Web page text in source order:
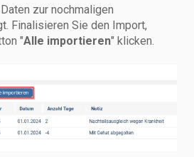
zur nochmaligen
Finalisieren Sie den Import,
"Alle importieren" klicken.